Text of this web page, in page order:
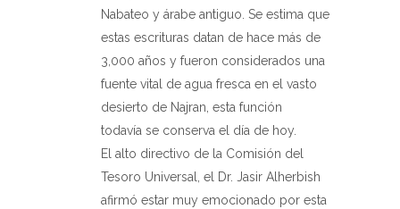
Nabateo y árabe antiguo. Se estima que
estas escrituras datan de hace más de
3,000 años y fueron considerados una
fuente vital de agua fresca en el vasto
desierto de Najran, esta función
todavía se conserva el día de hoy.
El alto directivo de la Comisión del
Tesoro Universal, el Dr. Jasir Alherbish
afirmó estar muy emocionado por esta